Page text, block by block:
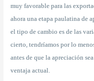
muy favorable para las
ahora una etapa paulatina de
el tipo de cambio es de las
cierto, tendríamos por lo
antes de que la apreciación
ventaja actual.